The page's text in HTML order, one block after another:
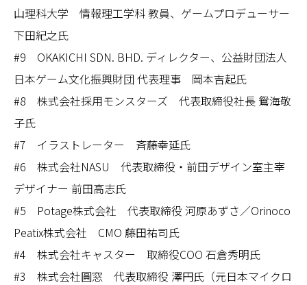
山理科大学 情報理工学科 教員、ゲームプロデューサー
下田紀之氏
#9 OKAKICHI SDN. BHD. ディレクター、公益財団法人
日本ゲーム文化振興財団 代表理事 岡本吉起氏
#8 株式会社採用モンスターズ 代表取締役社長 鴛海敬
子氏
#7 イラストレーター 斉藤幸延氏
#6 株式会社NASU 代表取締役・前田デザイン室主宰
デザイナー 前田高志氏
#5 Potage株式会社 代表取締役 河原あずさ／Orinoco
Peatix株式会社 CMO 藤田祐司氏
#4 株式会社キャスター 取締役COO 石倉秀明氏
#3 株式会社圓窓 代表取締役 澤円氏（元日本マイクロ